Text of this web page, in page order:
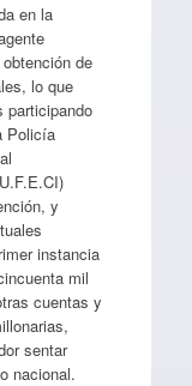
en la
de
lo que
participando
Policía
y
instancia
mil
cuentas y
sentar
nacional.